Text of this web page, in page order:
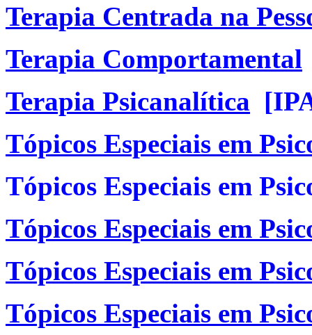
Terapia Centrada na
Terapia Comportamental
Terapia Psicanalítica
Tópicos Especiais em
Tópicos Especiais em
Tópicos Especiais em
Tópicos Especiais em
Tópicos Especiais em